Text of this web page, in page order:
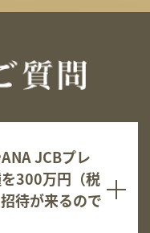
JCBプレ
300万円（税
待が来るので